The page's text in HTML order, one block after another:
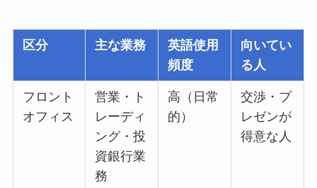
区分 主な業務
英語使用
頻度
向いてい
る人
フロント
オフィス
営業・ト
レーディ
ング・投
資銀行業
務
高（日常
的）
交渉・プ
レゼンが
得意な人